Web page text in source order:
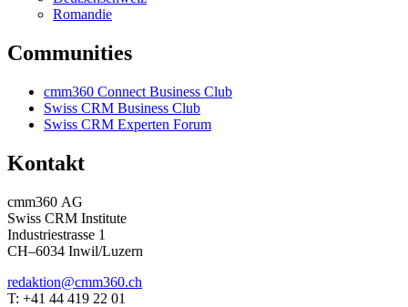
Romandie
Communities
cmm360 Connect Business Club
Swiss CRM Business Club
Swiss CRM Experten Forum
Kontakt
cmm360 AG
Swiss CRM Institute
Industriestrasse 1
CH–6034 Inwil/Luzern
redaktion@cmm360.ch
T: +41 44 419 22 01